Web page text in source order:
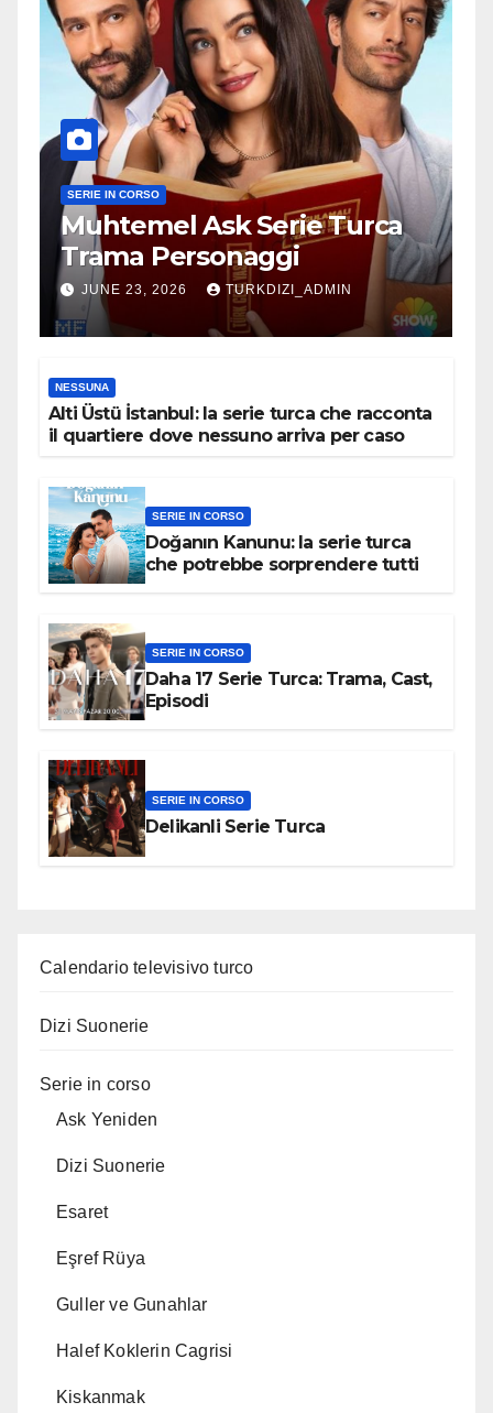
SERIE IN CORSO
Muhtemel Ask Serie Turca
Trama Personaggi
JUNE 23, 2026 TURKDIZI_ADMIN
NESSUNA
Alti Üstü İstanbul: la serie turca che racconta
il quartiere dove nessuno arriva per caso
SERIE IN CORSO
Doğanın Kanunu: la serie turca
che potrebbe sorprendere tutti
SERIE IN CORSO
Daha 17 Serie Turca: Trama, Cast,
Episodi
SERIE IN CORSO
Delikanli Serie Turca
Calendario televisivo turco
Dizi Suonerie
Serie in corso
Ask Yeniden
Dizi Suonerie
Esaret
Eşref Rüya
Guller ve Gunahlar
Halef Koklerin Cagrisi
Kiskanmak